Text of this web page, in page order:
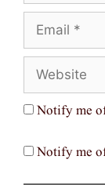
Notify me
Notify me